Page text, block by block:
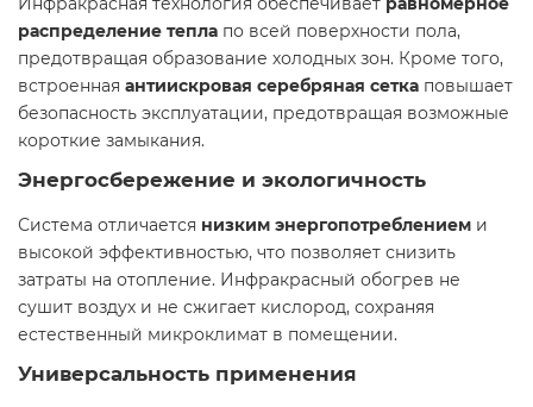
распределение тепла по всей поверхности пола,
предотвращая образование холодных зон. Кроме того,
встроенная антиискровая серебряная сетка повышает
безопасность эксплуатации, предотвращая возможные
короткие замыкания.​
Энергосбережение и экологичность
Система отличается низким энергопотреблением и
высокой эффективностью, что позволяет снизить
затраты на отопление. Инфракрасный обогрев не
сушит воздух и не сжигает кислород, сохраняя
естественный микроклимат в помещении.​
Универсальность применения